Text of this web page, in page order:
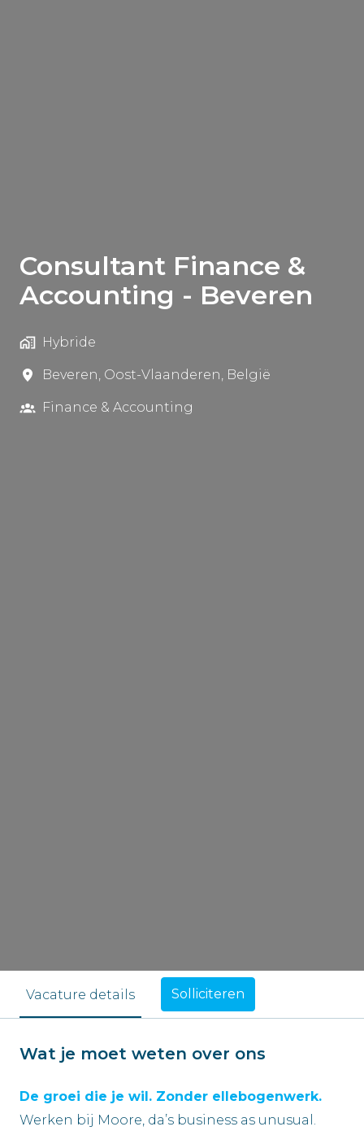
Consultant Finance &
Accounting - Beveren
Hybride
Beveren Oost-Vlaanderen België
Finance & Accounting
Vacature details Solliciteren
Wat je moet weten over ons
De groei die je wil. Zonder ellebogenwerk.
Werken bij Moore, da’s business as unusual.